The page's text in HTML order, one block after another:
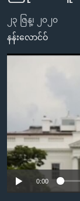
သို့
ကျော်
ကြည့်
စာမျက်နှာ
သို့
ကျော်
ကြည့်
အစ္စရေး-ပါလက်
ရပ်ဝန်းတခု လမ်
အင်္ဂလိပ်စာလေ့လ
သုတပဒေသာ အင်္
ရေဒီယိုနှင့်ရုပ်သံ
Learning English
ဗွီအိုအေ လူမှုကွန်ယက်
၂၃ ဇြန္၊ ၂၀၂၀
နန်းလောင်ဝ်
No
0:00